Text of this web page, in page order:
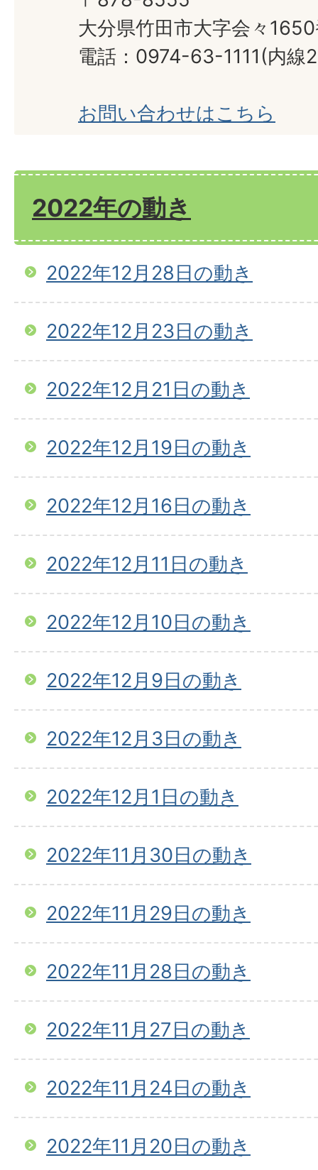
大分県竹田市大字会々
電話：0974-63-1111(内線
お問い合わせはこちら
2022年の動き
2022年12月28日の動き
2022年12月23日の動き
2022年12月21日の動き
2022年12月19日の動き
2022年12月16日の動き
2022年12月11日の動き
2022年12月10日の動き
2022年12月9日の動き
2022年12月3日の動き
2022年12月1日の動き
2022年11月30日の動き
2022年11月29日の動き
2022年11月28日の動き
2022年11月27日の動き
2022年11月24日の動き
2022年11月20日の動き